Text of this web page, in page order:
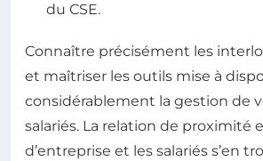
du CSE.
Connaître précisément les
et maîtriser les outils mise à
considérablement la gestion de
salariés. La relation de proximité
d’entreprise et les salariés s’en